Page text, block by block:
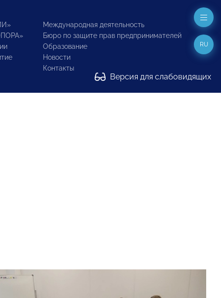
Международная деятельность
Бюро по защите прав предпринимателей
Образование
Новости
Контакты
Версия для слабовидящих
RU